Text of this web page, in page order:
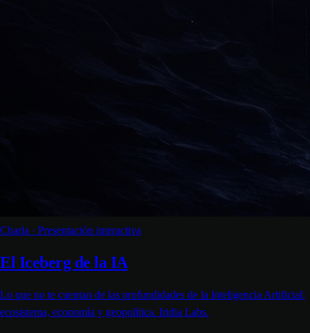
Charla · Presentación interactiva
El Iceberg de la IA
Lo que no te cuentan de las profundidades de la Inteligencia Artificial:
ecosistema, economía y geopolítica. Iridia Labs.